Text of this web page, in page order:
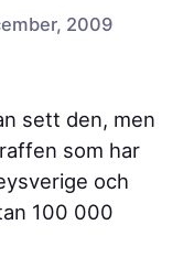
2009
sett den, men
som har
och
100 000